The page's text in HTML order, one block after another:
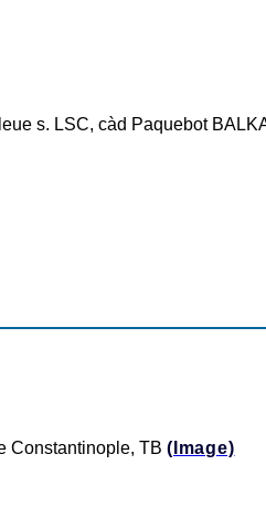
s. LSC, càd Paquebot
Constantinople, TB (Image)